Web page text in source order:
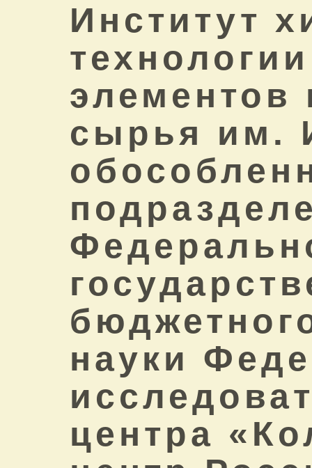
Институт
элементов
сырья им.
науки
центра